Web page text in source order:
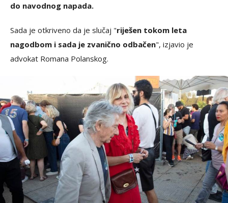
do navodnog napada.
Sada je otkriveno da je slučaj "riješen tokom leta
nagodbom i sada je zvanično odbačen", izjavio je
advokat Romana Polanskog.